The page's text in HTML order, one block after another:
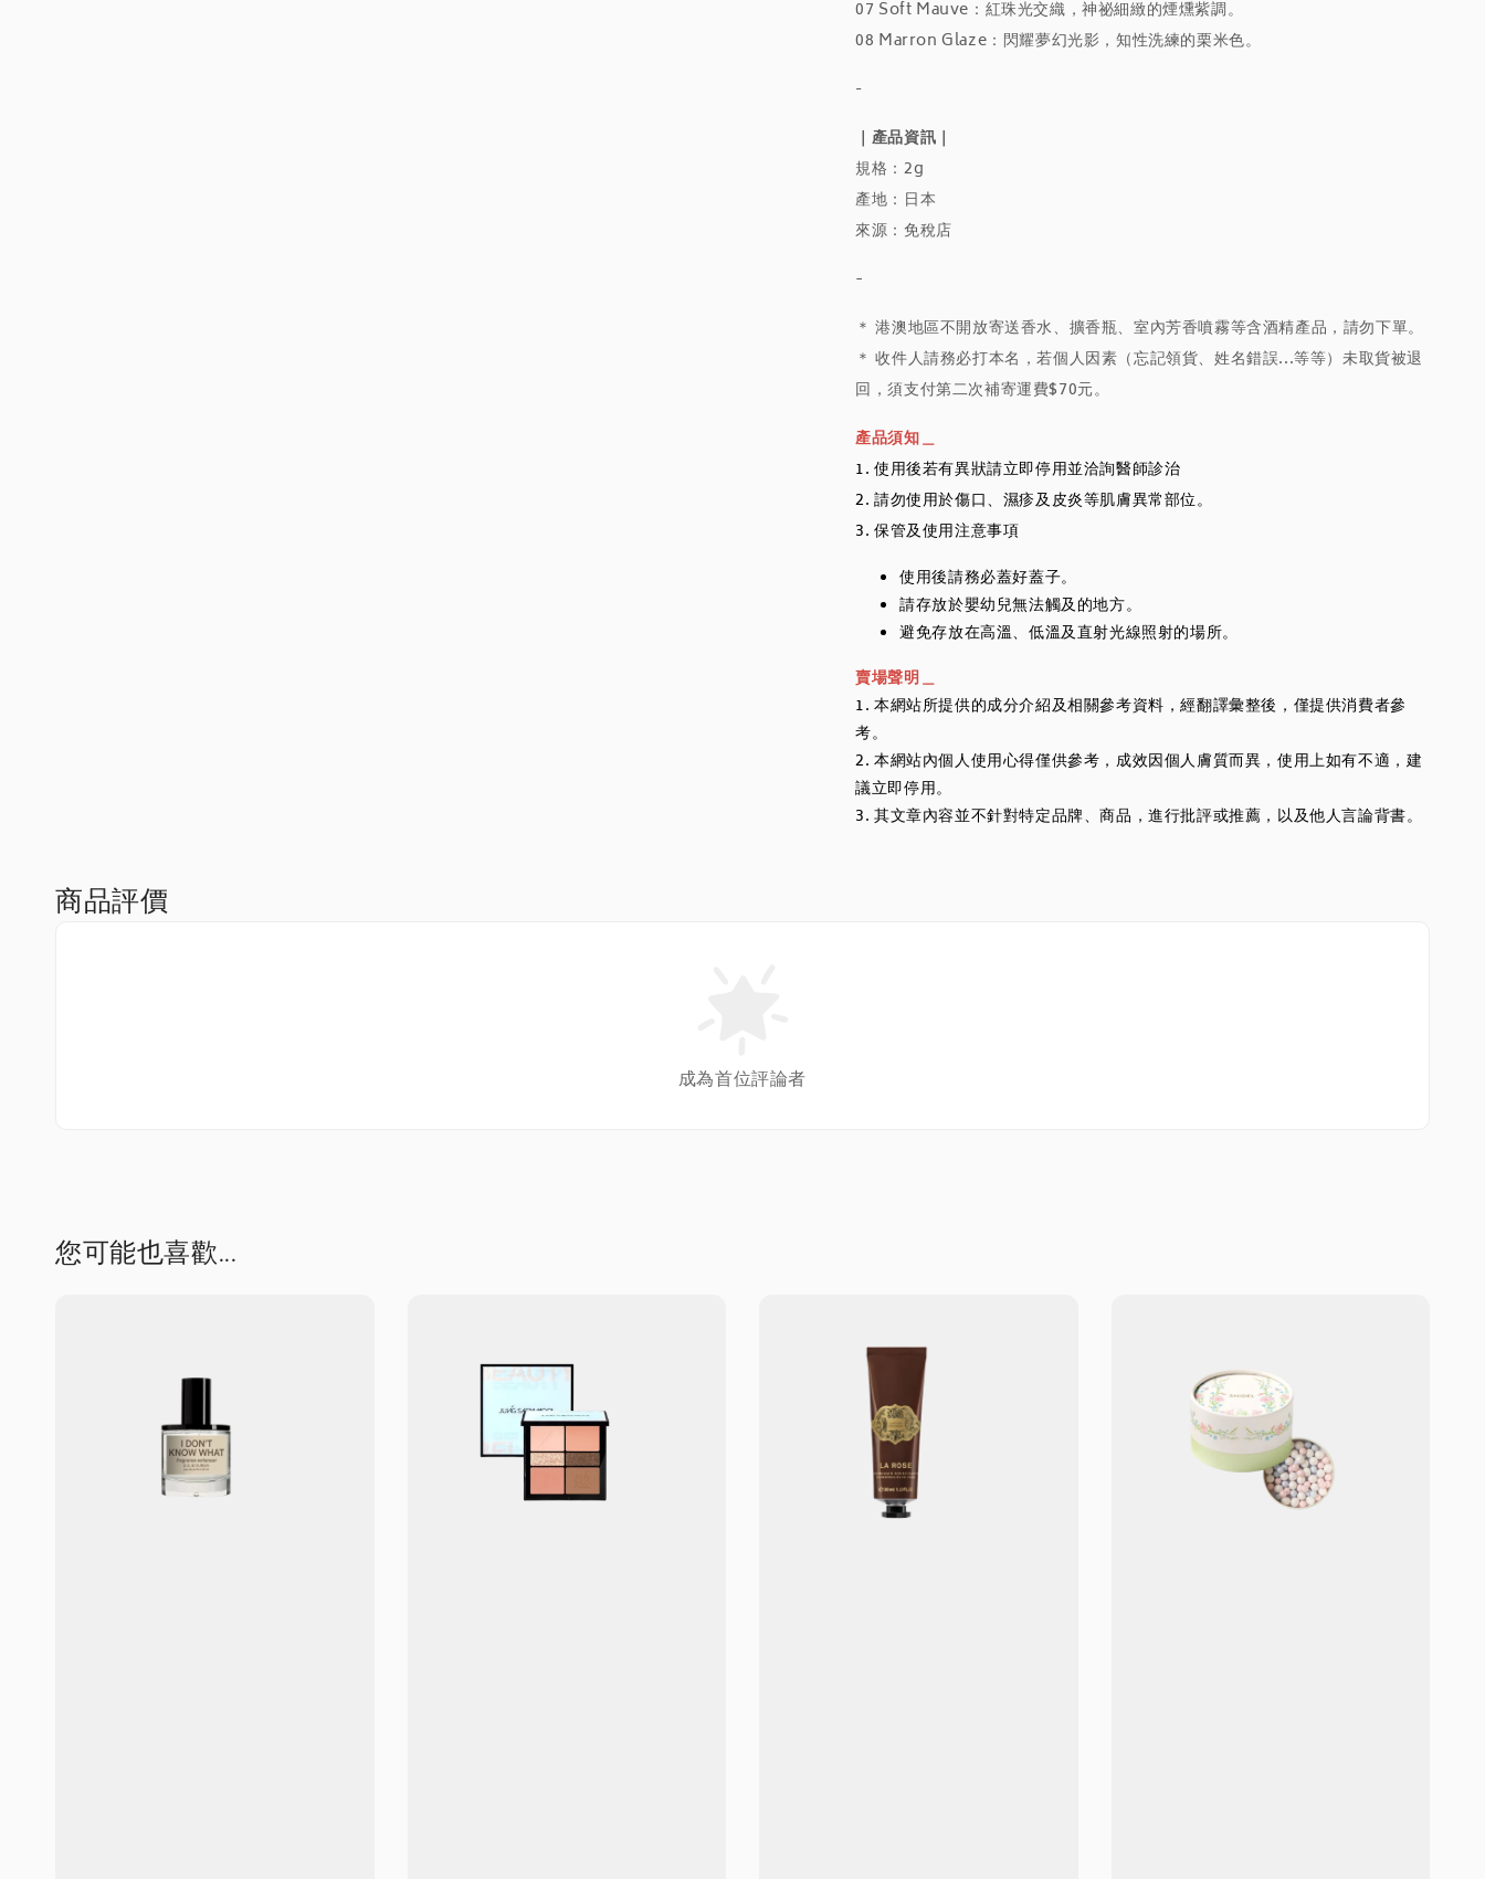
07 Soft Mauve：紅珠光交織，神祕細緻的煙燻紫調。
08 Marron Glaze：閃耀夢幻光影，知性洗練的栗米色。
-
｜產品資訊｜
規格：2g
產地：日本
來源：免稅店
-
＊ 港澳地區不開放寄送香水、擴香瓶、室內芳香噴霧等含酒精產品，請勿下單。
＊ 收件人請務必打本名，若個人因素（忘記領貨、姓名錯誤...等等）未取貨被退
回，須支付第二次補寄運費$70元。
產品須知＿
1. 使用後若有異狀請立即停用並洽詢醫師診治
2. 請勿使用於傷口、濕疹及皮炎等肌膚異常部位。
3. 保管及使用注意事項
使用後請務必蓋好蓋子。
請存放於嬰幼兒無法觸及的地方。
避免存放在高溫、低溫及直射光線照射的場所。
賣場聲明＿
1. 本網站所提供的成分介紹及相關參考資料，經翻譯彙整後，僅提供消費者參
考。
2. 本網站內個人使用心得僅供參考，成效因個人膚質而異，使用上如有不適，建
議立即停用。
3. 其文章內容並不針對特定品牌、商品，進行批評或推薦，以及他人言論背書。
商品評價
成為首位評論者
您可能也喜歡...